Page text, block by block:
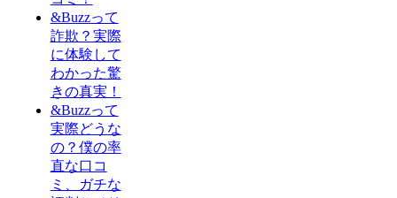
&Buzzって
詐欺？実際
に体験して
わかった驚
きの真実！
&Buzzって
実際どうな
の？僕の率
直な口コ
ミ、ガチな